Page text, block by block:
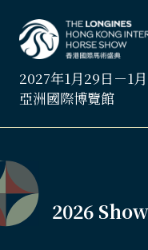
2027年1月29日－1
亞洲國際博覽館
2026